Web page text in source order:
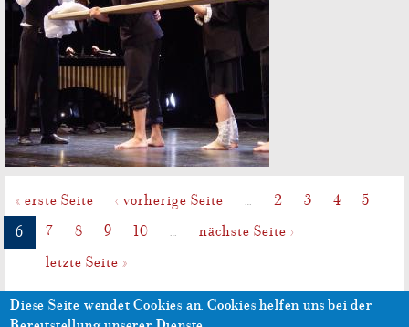
« erste Seite ‹ vorherige Seite … 2 3 4
5
6
7 8 9 10 …
nächste Seite ›
letzte Seite »
Impressum Datenschutzerklärung
Diese Seite wendet Cookies an.Cookies helfen uns bei der